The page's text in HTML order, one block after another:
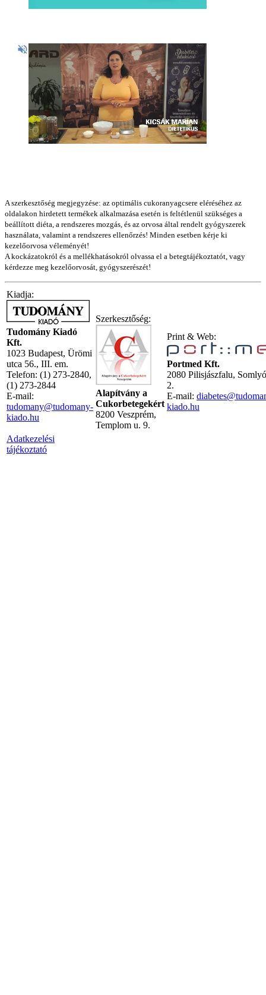
A szerkesztőség megjegyzése: az optimális cukoranyagcsere eléréséhez az
oldalakon hirdetett termékek alkalmazása esetén is feltétlenül szükséges a
beállított diéta, a rendszeres mozgás, és az orvosa által rendelt gyógyszerek
használata, valamint a rendszeres ellenőrzés! Minden esetben kérje ki
kezelőorvosa véleményét!
A kockázatokról és a mellékhatásokról olvassa el a betegtájékoztatót, vagy
kérdezze meg kezelőorvosát, gyógyszerészét!
Kiadja:
Tudomány Kiadó
Kft.
1023 Budapest, Ürömi
utca 56., III. em.
Telefon: (1) 273-2840,
(1) 273-2844
E-mail:
tudomany@tudomany-
kiado.hu
Adatkezelési
tájékoztató
Szerkesztőség:
Alapítvány a
Cukorbetegekért
8200 Veszprém,
Templom u. 9.
Print & Web:
Portmed Kft.
2080 Pilisjászfalu,
2.
E-mail:
kiado.hu